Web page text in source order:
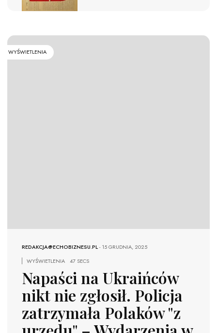
WYŚWIETLENIA
REDAKCJA@ECHOBIZNESU.PL-15 GRUDNIA, 2025
WYŚWIETLENIA
47 SECS
Napaści na Ukraińców
nikt nie zgłosił. Policja
zatrzymała Polaków "z